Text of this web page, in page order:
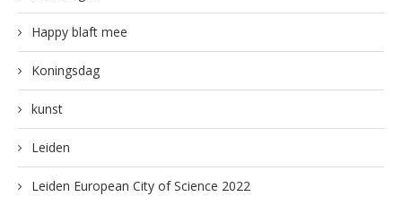
Happy blaft mee
Koningsdag
kunst
Leiden
Leiden European City of Science 2022